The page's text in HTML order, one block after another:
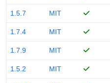
1.5.7 MIT
1.7.4 MIT
1.7.9 MIT
1.5.2 MIT